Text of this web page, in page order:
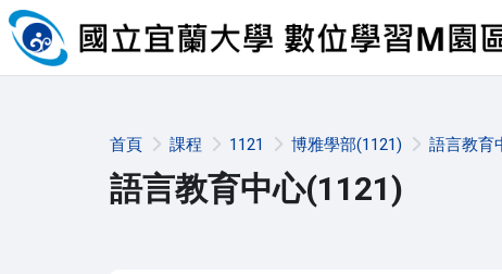
跳至主內容
首頁 課程 1121 博雅學部(1121) 語言教育
語言教育中心(1121)